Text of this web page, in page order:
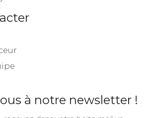
à notre newsletter !